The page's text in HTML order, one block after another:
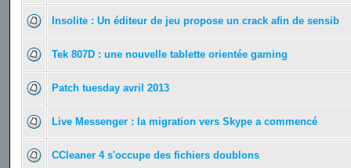
Insolite : Un éditeur de jeu propose un crack afin de sensib
Tek 807D : une nouvelle tablette orientée gaming
Patch tuesday avril 2013
Live Messenger : la migration vers Skype a commencé
CCleaner 4 s'occupe des fichiers doublons